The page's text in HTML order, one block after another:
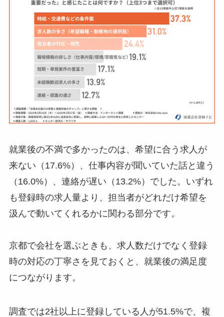
就業後の不満で多かったのは、希望に合う求人が
来ない（17.6%）、仕事内容が聞いていた話と違う
（16.0%）、連絡が遅い（13.2%）でした。いずれ
も登録時の求人量より、担当者がどれだけ希望を
汲んで動いてくれるかに関わる部分です。
京都で会社を選ぶときも、求人数だけでなく登録
時の対応の丁寧さを見ておくと、就業後の満足度
につながります。
調査では2社以上に登録している人が51.5%で、複